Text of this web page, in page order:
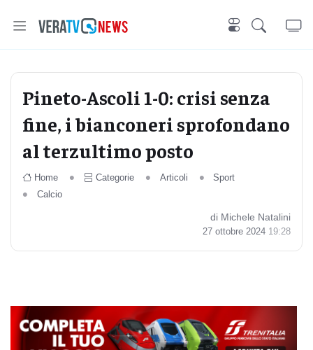
Pineto-Ascoli 1-0: crisi senza
fine, i bianconeri sprofondano
al terzultimo posto
Home Categorie Articoli
Sport
Calcio
di Michele Natalini
27 ottobre 2024 19:28